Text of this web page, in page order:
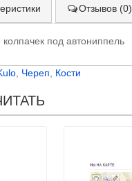
Отзывов (0)
под автониппель
Череп Кости